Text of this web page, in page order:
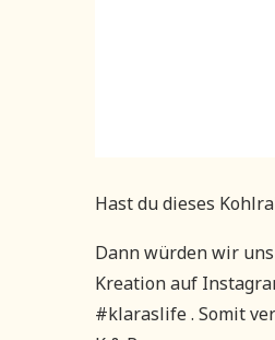
Hast du dieses
Dann würden wir
Kreation auf
#klaraslife . Somit